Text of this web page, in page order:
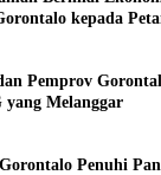
kepada
Pemprov
yang Melanggar
Penuhi